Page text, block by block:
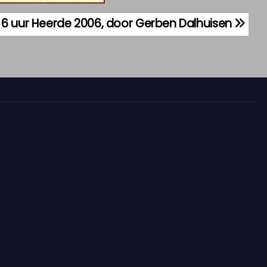
6 uur Heerde 2006, door Gerben Dalhuisen